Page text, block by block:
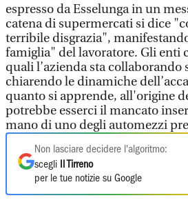
espresso da Esselunga in un
catena di supermercati si dice
terribile disgrazia",
famiglia" del lavoratore. Gli enti
quali l’azienda sta
chiarendo le dinamiche
quanto si apprende, all'origine
potrebbe esserci il mancato
mano di uno degli automezzi
Non lasciare decidere l'algoritmo:
scegli
Il Tirreno
per le tue notizie su Google